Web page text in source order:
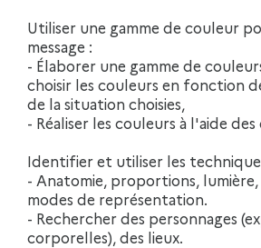
Utiliser une gamme de couleur
message :
- Élaborer une gamme de
choisir les couleurs en fonction
de la situation choisies,
- Réaliser les couleurs à l'aide
Identifier et utiliser les
- Anatomie, proportions, lumière,
modes de représentation.
- Rechercher des personnages
corporelles), des lieux.